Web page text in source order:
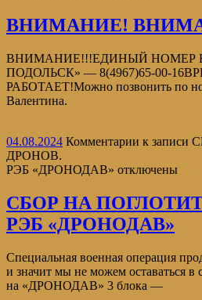
ВНИМАНИЕ!
ВНИМАНИЕ!!!ЕДИНЫЙ НОМЕР
ПОДОЛЬСК» — 8(4967)65-00-
РАБОТАЕТ!Можно позвонить по
Валентина.
04.08.2024 Комментарии к
ДРОНОВ.
РЭБ «ДРОНОДАВ» отключены
СБОР НА
РЭБ «ДРОНОДАВ»
Специальная военная операция
и значит мы не можем оставаться в
на «ДРОНОДАВ» 3 блока —